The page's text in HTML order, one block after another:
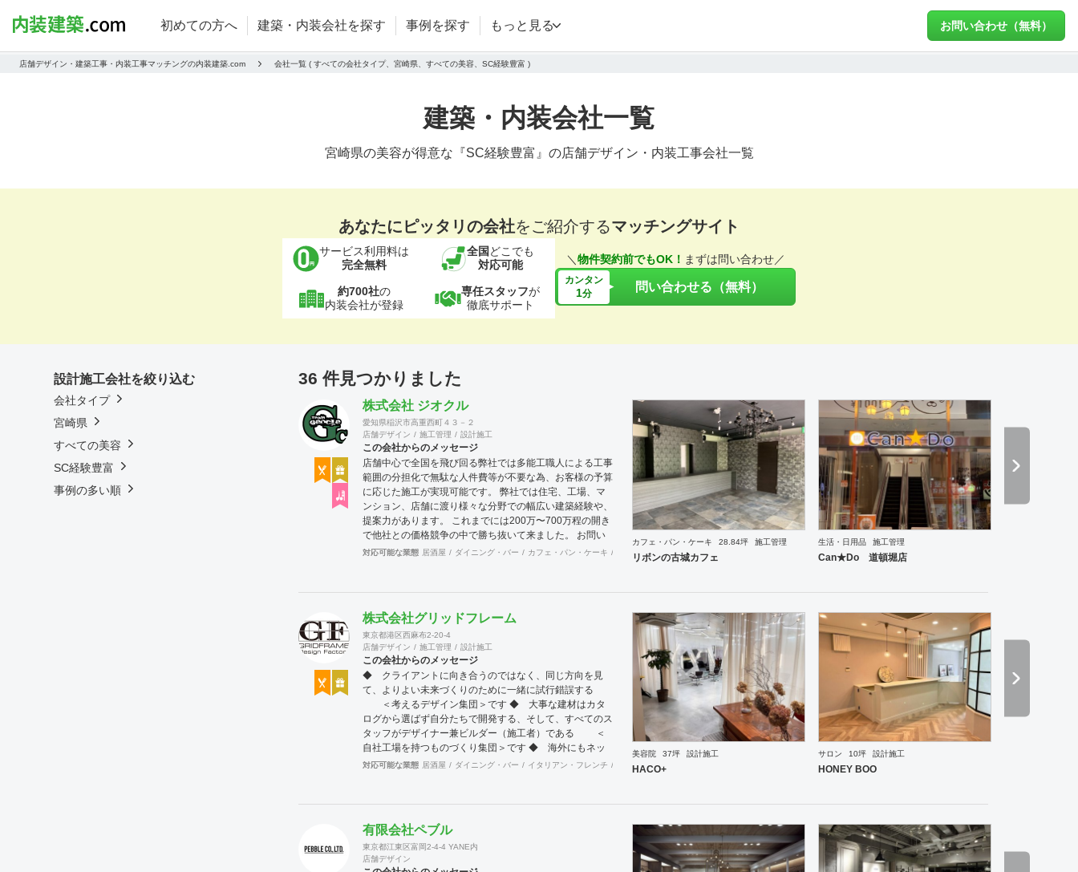
初めての方へ 建築・内装会社を探す 事例を探す もっと見る お問い合わせ（無料）
店舗デザイン・建築工事・内装工事マッチングの内装建築.com 会社一覧 ( すべての会社タイプ、宮崎県、すべての美容、SC経験豊富 )
建築・内装会社一覧
宮崎県の美容が得意な『SC経験豊富』の店舗デザイン・内装工事会社一覧
あなたにピッタリの会社をご紹介するマッチングサイト
サービス利用料は
完全無料
全国 どこでも
対応可能
約700社の
内装会社が登録
専任スタッフが
徹底サポート
＼ 物件契約前でもOK！ まずは問い合わせ／
カンタン
1分 問い合わせる（無料）
36 件見つかりました
株式会社 ジオクル
愛知県稲沢市高重西町４３－２
店舗デザイン
施工管理 設計施工
この会社からのメッセージ
店舗中心で全国を飛び回る弊社では多能工職人による工事
範囲の分担化で無駄な人件費等が不要な為、お客様の予算
に応じた施工が実現可能です。 弊社では住宅、工場、マ
ンション、店舗に渡り様々な分野での幅広い建築経験や、
提案力があります。 これまでには200万〜700万程の開き
で他社との価格競争の中で勝ち抜いて来ました。 お問い
合わせは メール（tenperhide31@icloud.com）からも承
対応可能な業態 居酒屋 ダイニング・バー カフェ・パン・ケーキ 和食・寿司 焼肉・中華料理・韓国料理 イベントブース・ショールーム
カフェ・パン・ケーキ 28.84坪 施工管理
リボンの古城カフェ
生活・日用品 施工管理
Can★Do 道頓堀店
株式会社グリッドフレーム
東京都港区西麻布2-20-4
店舗デザイン
施工管理 設計施工
この会社からのメッセージ
◆ クライアントに向き合うのではなく、同じ方向を見
て、よりよい未来づくりのために一緒に試行錯誤する
＜考えるデザイン集団＞です ◆ 大事な建材はカタ
ログから選ばず自分たちで開発する、そして、すべてのス
タッフがデザイナー兼ビルダー（施工者）である ＜
自社工場を持つものづくり集団＞です ◆ 海外にもネッ
トワークを持ち、英語や中国語に堪能なスタッフたちが、
案件、施工案件、造作物制作など、多様な請負形態が可能
が可能で、例えば通常デザイン性とは無縁な特定防火設備
（鉄扉）などにも高いデザイン性を施すことも可能です。
GRIDFRAME とりかえのきかない空間
対応可能な業態 居酒屋 ダイニング・バー イタリアン・フレンチ カフェ・パン・ケーキ 和食・寿司 焼肉・中華料理・韓国料理
美容院 37坪 設計施工
HACO+
サロン 10坪 設計施工
HONEY BOO
有限会社ペブル
東京都江東区富岡2-4-4 YANE内
店舗デザイン
設計施工会社を絞り込む
会社タイプ
宮崎県
すべての美容
SC経験豊富
事例の多い順